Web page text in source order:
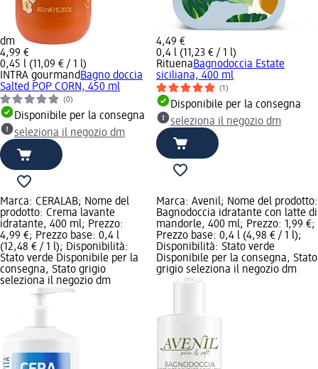
dm
4,99 €
0,45 l (11,09 € / 1 l)
INTRA gourmandBagno doccia
Salted POP CORN, 450 ml
(0)
Disponibile per la consegna
seleziona il negozio dm
4,49 €
0,4 l (11,23 € / 1 l)
RituenaBagnodoccia Estate
siciliana, 400 ml
(1)
Disponibile per la consegna
seleziona il negozio dm
Marca: CERALAB; Nome del
prodotto: Crema lavante
idratante, 400 ml; Prezzo:
4,99 €; Prezzo base: 0,4 l
(12,48 € / 1 l); Disponibilità:
Stato verde Disponibile per la
consegna, Stato grigio
seleziona il negozio dm
Marca: Avenil; Nome del prodotto:
Bagnodoccia idratante con latte di
mandorle, 400 ml; Prezzo: 1,99 €;
Prezzo base: 0,4 l (4,98 € / 1 l);
Disponibilità: Stato verde
Disponibile per la consegna, Stato
grigio seleziona il negozio dm